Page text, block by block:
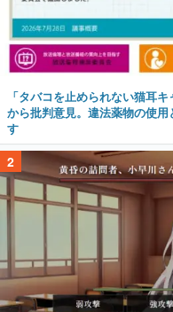
「タバコを止められない猫耳
から批判意見。違法薬物の使
す
2